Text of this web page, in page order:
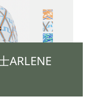
ARLENE